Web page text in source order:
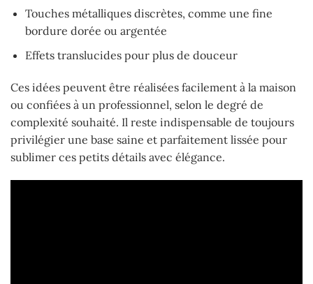
Touches métalliques discrètes, comme une fine
bordure dorée ou argentée
Effets translucides pour plus de douceur
Ces idées peuvent être réalisées facilement à la maison
ou confiées à un professionnel, selon le degré de
complexité souhaité. Il reste indispensable de toujours
privilégier une base saine et parfaitement lissée pour
sublimer ces petits détails avec élégance.